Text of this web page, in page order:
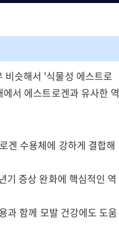
비슷해서 '식물성 에스트로
서 에스트로겐과 유사한 역
겐 수용체에 강하게 결합해
기 증상 완화에 핵심적인 역
과 함께 모발 건강에도 도움